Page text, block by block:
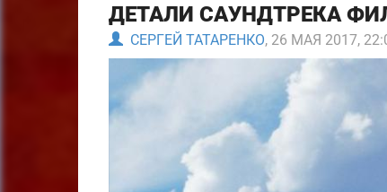
ДЕТАЛИ САУНДТРЕКА
СЕРГЕЙ ТАТАРЕНКО, 26 МАЯ 2017,